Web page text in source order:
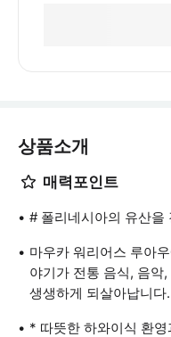
상품소개
매력포인트
# 폴리네시아의 유산을
마우카 워리어스 루아
야기가 전통 음식, 음악
생생하게 되살아납니다.
* 따뜻한 하와이식 환